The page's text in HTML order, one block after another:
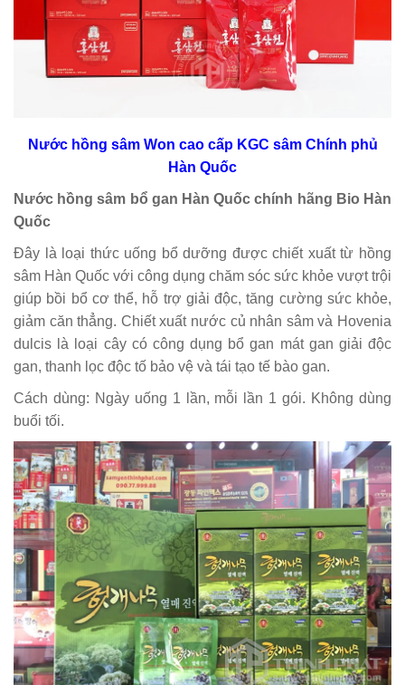
Nước hồng sâm Won cao cấp KGC sâm Chính phủ
Hàn Quốc
Nước hồng sâm bổ gan Hàn Quốc chính hãng Bio Hàn
Quốc
Đây là loại thức uống bổ dưỡng được chiết xuất từ hồng
sâm Hàn Quốc với công dụng chăm sóc sức khỏe vượt trội
giúp bồi bổ cơ thể, hỗ trợ giải độc, tăng cường sức khỏe,
giảm căn thẳng. Chiết xuất nước củ nhân sâm và Hovenia
dulcis là loại cây có công dụng bổ gan mát gan giải độc
gan, thanh lọc độc tố bảo vệ và tái tạo tế bào gan.
Cách dùng: Ngày uống 1 lần, mỗi lần 1 gói. Không dùng
buổi tối.